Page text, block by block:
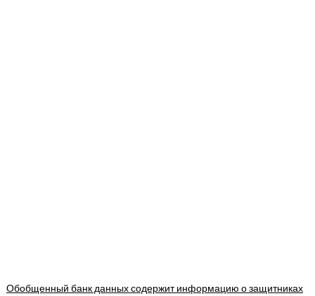
Обобщенный банк данных содержит информацию о защитниках